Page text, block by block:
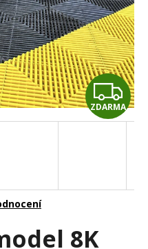
8K
Z
D
ZDARMA